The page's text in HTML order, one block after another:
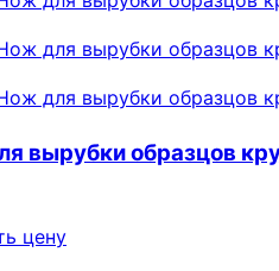
вырубки образцов
цену